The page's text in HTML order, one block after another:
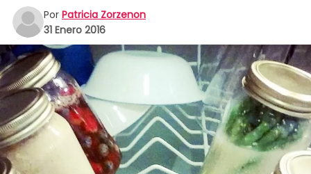
Por Patricia Zorzenon
31 Enero 2016